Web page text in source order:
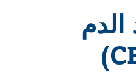
الدم